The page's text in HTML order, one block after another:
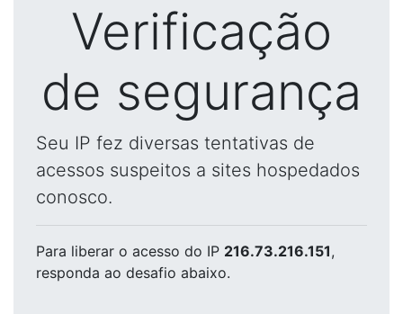
Verificação
de segurança
Seu IP fez diversas tentativas de
acessos suspeitos a sites hospedados
conosco.
Para liberar o acesso do IP 216.73.216.151,
responda ao desafio abaixo.